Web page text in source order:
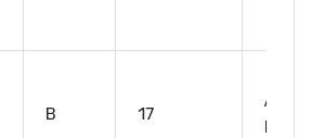
B 17